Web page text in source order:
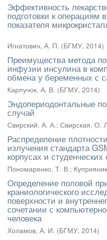
Эффективность
подготовки к операциям
показателя
Игнатович, А. П. (БГМУ, 2014)
Преимущества метода
инфузии инсулина в
обмена у беременных с
Карпучок, А. В. (БГМУ, 2014)
Эндопериодонтальные
случай
Свирский, А. А.; Свирская, О.
Распределение
излучения стандарта
корпусах и
Пономаренко, Т. В.;
Определение половой
краниологического
поверхности и
сочетании с
человека
Холамов, А. И. (БГМУ, 2014)